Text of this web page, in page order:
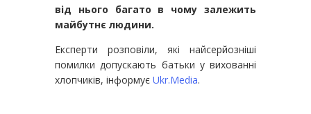
від нього багато в чому залежить
майбутнє людини.
Експерти розповіли, які найсерйозніші
помилки допускають батьки у вихованні
хлопчиків, інформує Ukr.Media.